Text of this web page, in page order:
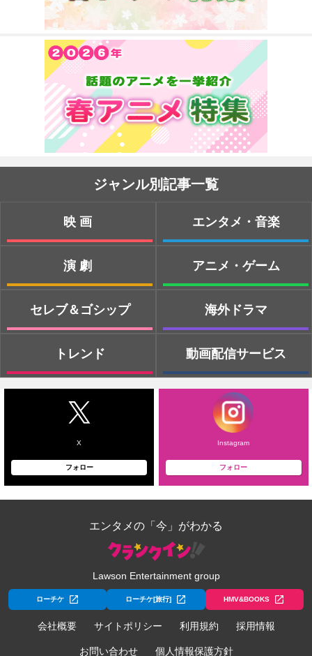
ジャンル別記事一覧
映画
演劇
セレブ＆ゴシップ
トレンド
エンタメ・音楽
アニメ・ゲーム
海外ドラマ
動画配信サービス
X
フォロー
Instagram
フォロー
エンタメの「今」がわかる
Lawson Entertainment group
ローチケ ローチケ[旅行] HMV&BOOKS
会社概要 サイトポリシー 利用規約 採用情報
お問い合わせ 個人情報保護方針